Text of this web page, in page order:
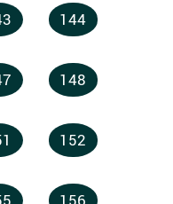
144
148
152